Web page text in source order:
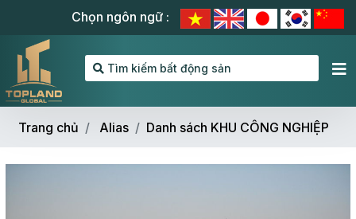
Chọn ngôn ngữ :
Tìm kiếm bất động sản
Trang chủ Alias Danh sách KHU CÔNG NGHIỆP